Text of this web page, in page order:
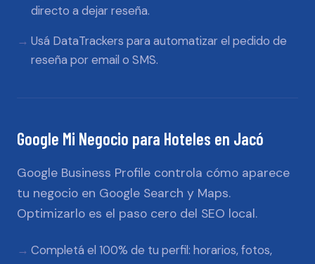
directo a dejar reseña.
Usá DataTrackers para automatizar el pedido de
reseña por email o SMS.
Google Mi Negocio para Hoteles en Jacó
Google Business Profile controla cómo aparece
tu negocio en Google Search y Maps.
Optimizarlo es el paso cero del SEO local.
Completá el 100% de tu perfil: horarios, fotos,